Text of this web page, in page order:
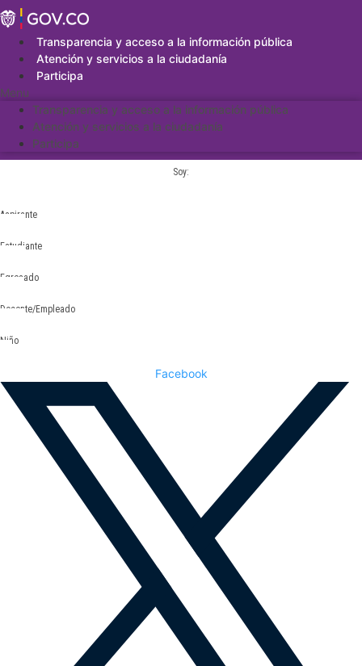
Saltar
al
contenidoTransparencia y acceso a la información pública
Atención y servicios a la ciudadanía
Participa
Menu
Transparencia y acceso a la información pública
Atención y servicios a la ciudadanía
Participa
Soy:
Aspirante
Estudiante
Egresado
Docente/Empleado
Niño
Facebook